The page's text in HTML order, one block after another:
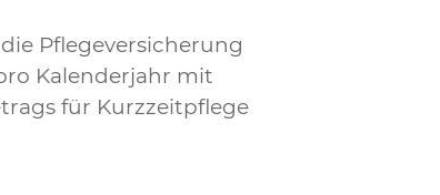
Pflegeversicherung
Kalenderjahr mit
für Kurzzeitpflege